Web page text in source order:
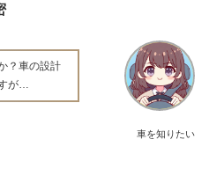
車を知りたい
？車の設計
が…